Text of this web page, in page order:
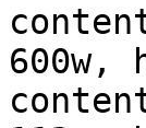
600w,